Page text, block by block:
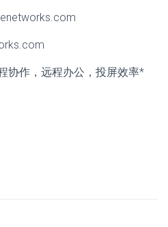
协作，远程办公，投屏效率*